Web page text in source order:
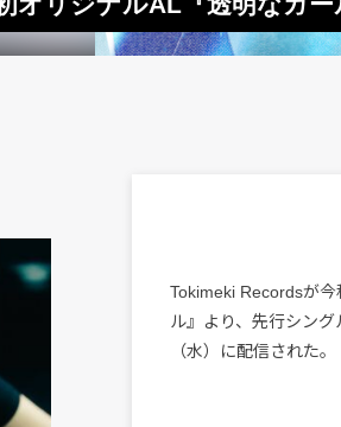
Tokimeki Recordsが
ル』より、先行シン
（水）に配信された。